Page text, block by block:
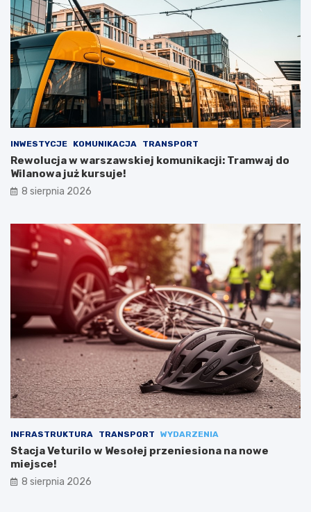
INWESTYCJE KOMUNIKACJA TRANSPORT
Rewolucja w warszawskiej komunikacji: Tramwaj do
Wilanowa już kursuje!
8 sierpnia 2026
INFRASTRUKTURA TRANSPORT WYDARZENIA
Stacja Veturilo w Wesołej przeniesiona na nowe
miejsce!
8 sierpnia 2026